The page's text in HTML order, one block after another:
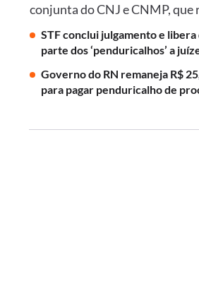
conjunta do CNJ e CNMP,
STF conclui julgamento e
parte dos ‘penduricalhos’ a
Governo do RN remaneja R$
para pagar penduricalho de